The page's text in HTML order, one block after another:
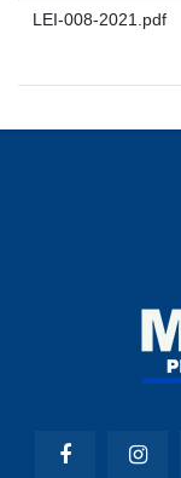
LEI-008-2021.pdf